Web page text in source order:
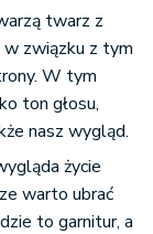
twarz z
w związku z tym
W tym
ton głosu,
nasz wygląd.
życie
warto ubrać
to garnitur, a